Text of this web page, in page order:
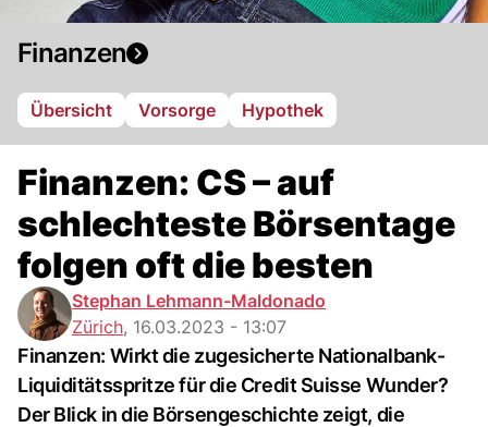
Finanzen
Übersicht Vorsorge Hypothek
Finanzen: CS – auf
schlechteste Börsentage
folgen oft die besten
Stephan Lehmann-Maldonado
Zürich, 16.03.2023 - 13:07
Finanzen: Wirkt die zugesicherte Nationalbank-
Liquiditätsspritze für die Credit Suisse Wunder?
Der Blick in die Börsengeschichte zeigt, die